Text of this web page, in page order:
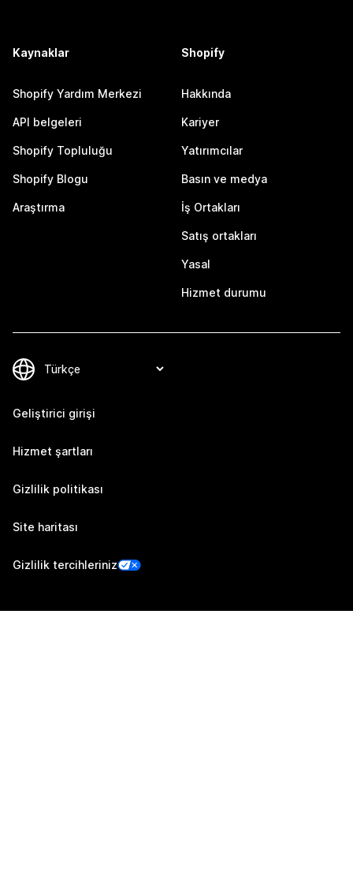
Kaynaklar
Shopify Yardım Merkezi
API belgeleri
Shopify Topluluğu
Shopify Blogu
Araştırma
Shopify
Hakkında
Kariyer
Yatırımcılar
Basın ve medya
İş Ortakları
Satış ortakları
Yasal
Hizmet durumu
Geliştirici girişi
Hizmet şartları
Gizlilik politikası
Site haritası
Gizlilik tercihleriniz